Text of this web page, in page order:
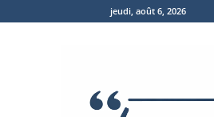
jeudi, août 6, 2026